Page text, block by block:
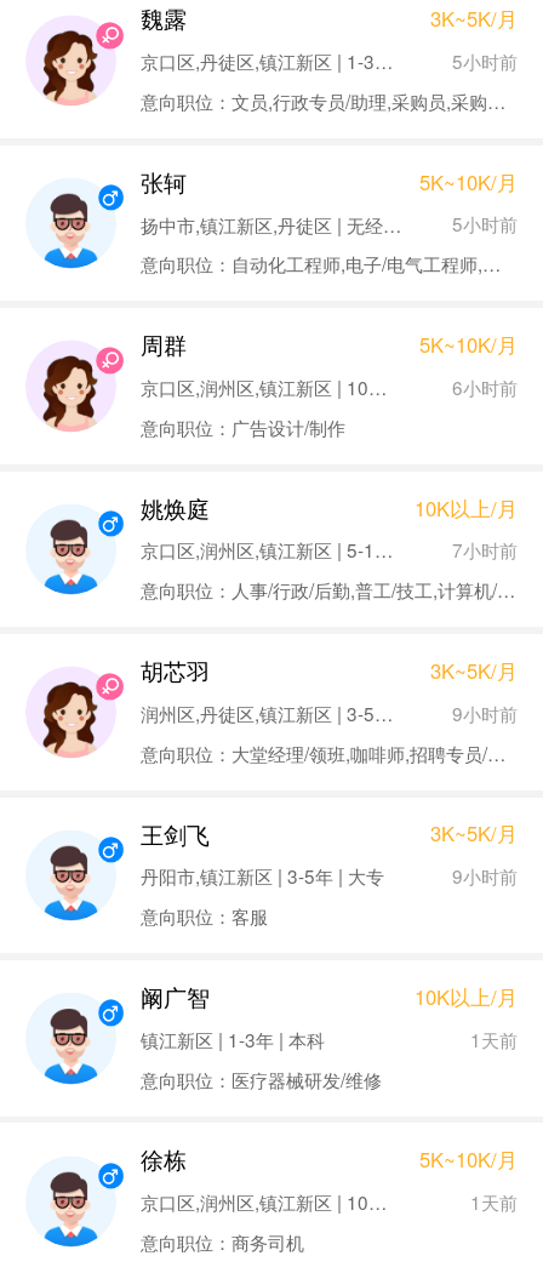
魏露 3K~5K/月
京口区,丹徒区,镇江新区 | 1-3年 | 本科
5小时前
意向职位：文员,行政专员/助理,采购员,采购助理
张轲 5K~10K/月
扬中市,镇江新区,丹徒区 | 无经验 | 本科
5小时前
意向职位：自动化工程师,电子/电气工程师,电路工程师/技术员,无线电工程师,研发工程师
周群 5K~10K/月
京口区,润州区,镇江新区 | 10年以上 | 本科
6小时前
意向职位：广告设计/制作
姚焕庭 10K以上/月
京口区,润州区,镇江新区 | 5-10年 | 本科
7小时前
意向职位：人事/行政/后勤,普工/技工,计算机/互联网/通信,建筑
胡芯羽 3K~5K/月
润州区,丹徒区,镇江新区 | 3-5年 | 大专
9小时前
意向职位：大堂经理/领班,咖啡师,招聘专员/助理
王剑飞 3K~5K/月
丹阳市,镇江新区 | 3-5年 | 大专
9小时前
意向职位：客服
阚广智 10K以上/月
镇江新区 | 1-3年 | 本科
1天前
意向职位：医疗器械研发/维修
徐栋 5K~10K/月
京口区,润州区,镇江新区 | 10年以上 | 大专
1天前
意向职位：商务司机